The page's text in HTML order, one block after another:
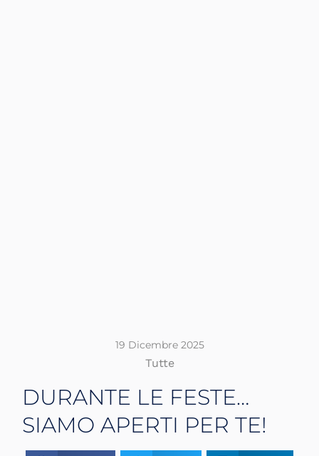
19 Dicembre 2025
Tutte
DURANTE LE FESTE…
SIAMO APERTI PER TE!